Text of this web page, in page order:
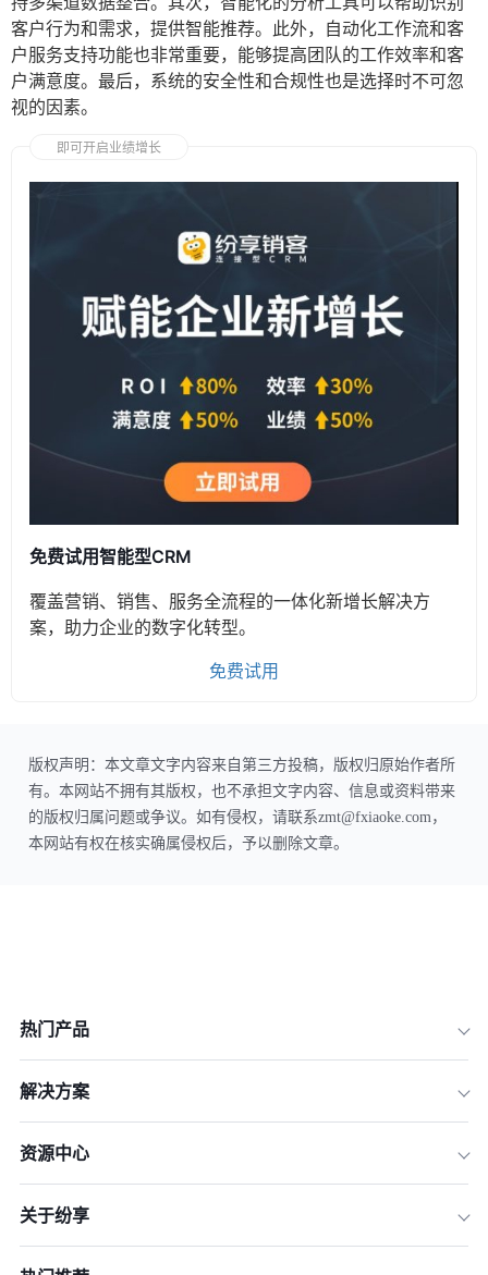
客户行为和需求，提供智能推荐。此外，自动化工作流和客
户服务支持功能也非常重要，能够提高团队的工作效率和客
户满意度。最后，系统的安全性和合规性也是选择时不可忽
视的因素。
即可开启业绩增长
免费试用智能型CRM
覆盖营销、销售、服务全流程的一体化新增长解决方
案，助力企业的数字化转型。
免费试用
版权声明：本文章文字内容来自第三方投稿，版权归原始作者所
有。本网站不拥有其版权，也不承担文字内容、信息或资料带来
的版权归属问题或争议。如有侵权，请联系zmt@fxiaoke.com，
本网站有权在核实确属侵权后，予以删除文章。
热门产品
解决方案
资源中心
关于纷享